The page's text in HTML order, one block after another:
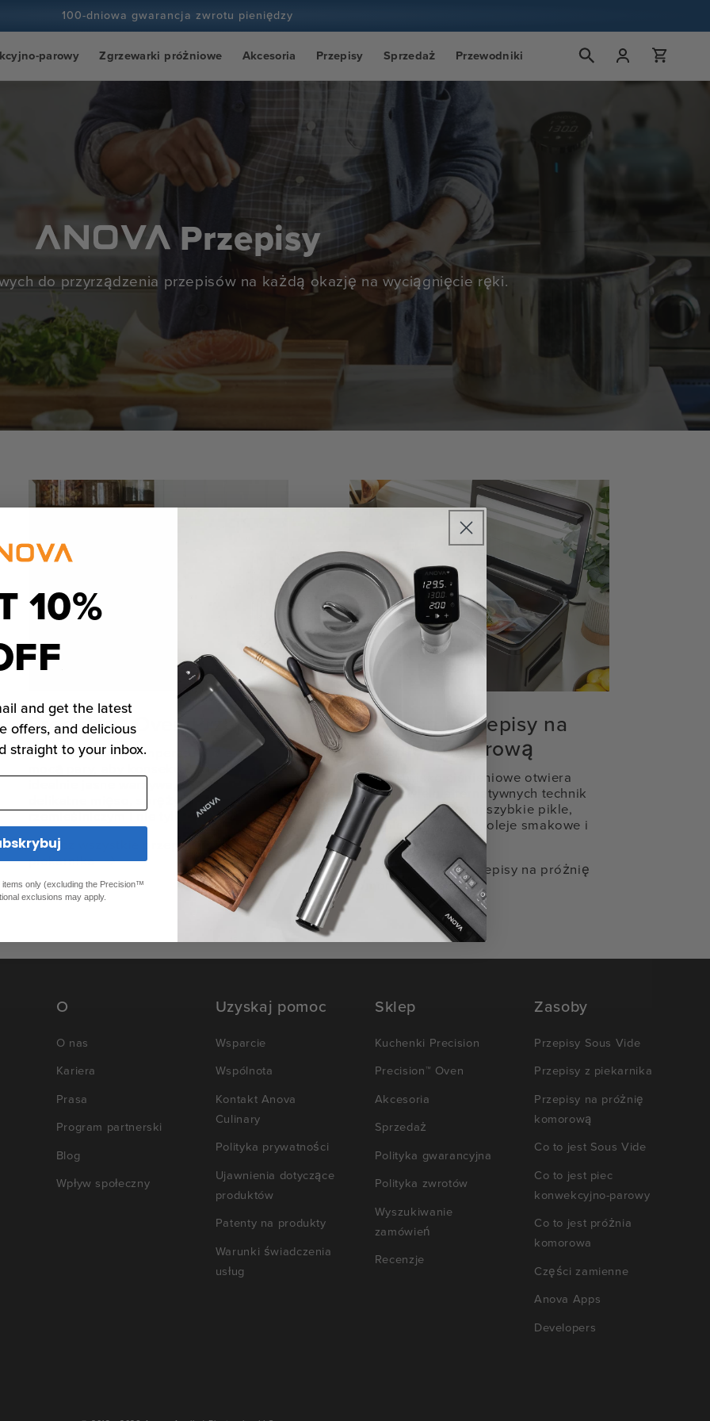
100-dniowa gwarancja zwrotu pieniędzy
parowy Zgrzewarki próżniowe Akcesoria Przepisy Sprzedaż Przewodniki
Zaloguj
się
Wózek
Przepisy
do przyrządzenia przepisów na każdą okazję na wyciągnięcie ręki.
Precision™ Oven Przepisy
Połącz kontrolę temperatury precision z
mocą pary, aby konsekwentnie gotować
idealnie jasne warzywa, nieskończenie
delikatne mięso, sprężyste bułki w stylu
rzemieślniczym i nie tylko!
Zobacz wszystkie przepisy z
piekarnika
Precision™ Przepisy na
próżnię komorową
To środowisko ciśnieniowe otwiera
drzwi do wielu alternatywnych technik
gotowania. Przygotuj szybkie pikle,
alkohole infuzowane, oleje smakowe i
wiele więcej!
Zobacz wszystkie przepisy na próżnię
komorową
O
O nas
Kariera
Prasa
Program partnerski
Blog
Wpływ społeczny
Uzyskaj pomoc
Wsparcie
Wspólnota
Kontakt Anova
Culinary
Polityka prywatności
Ujawnienia dotyczące
produktów
Patenty na produkty
Warunki świadczenia
usług
Sklep
Kuchenki Precision
Precision™ Oven
Akcesoria
Sprzedaż
Polityka gwarancyjna
Polityka zwrotów
Wyszukiwanie
zamówień
Recenzje
Zasoby
Przepisy Sous Vide
Przepisy z piekarnika
Przepisy na próżnię
komorową
Co to jest Sous Vide
Co to jest piec
konwekcyjno-parowy
Co to jest próżnia
komorowa
Części zamienne
Anova Apps
Developers
10%
and get the latest
offers, and delicious
straight to your inbox.
items only (excluding the Precision™
exclusions may apply.